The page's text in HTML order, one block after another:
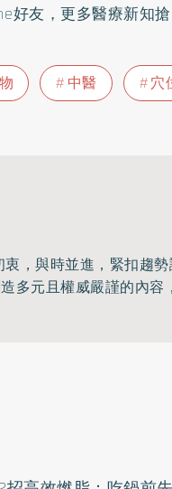
好友 ，更多醫療新知
中醫 穴
，與時並進， 緊扣趨
多元且權威嚴謹的內容